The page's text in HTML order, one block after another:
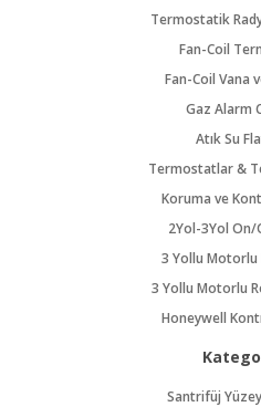
Termostatik
Fan-Coil
Fan-Coil Vana
Gaz Alarm
Atık Su
Termostatlar &
Koruma ve
2Yol-3Yol
3 Yollu Motorlu
3 Yollu Motorlu
Honeywell
Santrifüj